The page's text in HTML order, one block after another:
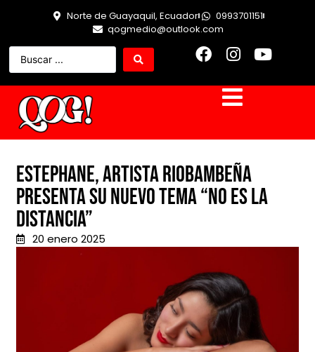
Norte de Guayaquil, Ecuador
0993701151
qogmedio@outlook.com
Estephane, artista riobambeña
presenta su nuevo tema “No Es La
Distancia”
20 enero 2025